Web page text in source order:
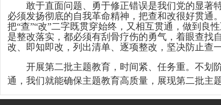
敢于直面问题、勇于修正错误是我们党的显著特
必须发扬彻底的自我革命精神，把查和改很好贯通
把“查”“改”二字既贯穿始终，又相互贯通，做到良
是整改落实，都必须有刮骨疗伤的勇气，着眼查找
改、即知即改，列出清单、逐项整改，坚决防止查
开展第二批主题教育，时间紧、任务重。不划阶
通，我们就能确保主题教育高质量，展现第二批主